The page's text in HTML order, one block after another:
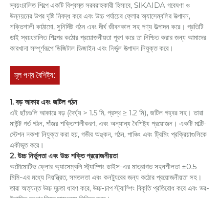
স্বয়ংচালিত শিল্পে একটি বিশ্বস্ত সরবরাহকারী হিসাবে, SIKAIDA গবেষণা ও
উন্নয়নের উপর দৃষ্টি নিবদ্ধ করে এবং উচ্চ পর্যায়ের ফ্লোর অ্যাসেম্বলির উত্পাদন,
শক্তিশালী কাঠামো, সুনির্দিষ্ট গঠন এবং দীর্ঘ জীবনকাল সহ পণ্য উত্পাদন করে। প্রতিটি
ডাই স্বয়ংচালিত শিল্পের কঠোর প্রয়োজনীয়তা পূরণ করে তা নিশ্চিত করার জন্য আমাদের
কারখানা সম্পূর্ণরূপে ডিজিটাল ডিজাইন এবং নির্ভুল উত্পাদন নিযুক্ত করে।
মূল পণ্য বৈশিষ্ট্য:
1. বড় আকার এবং জটিল গঠন
এই ছাঁচগুলি আকারে বড় (দৈর্ঘ্য > 1.5 মি, প্রস্থ ≥ 1.2 মি), জটিল গহ্বর সহ। তারা
মাউন্ট গর্ত গঠন, পাঁজর শক্তিশালীকরণ, এবং অন্যান্য বৈশিষ্ট্য প্রয়োজন। একটি মাল্টি-
স্টেশন নকশা নিযুক্ত করা হয়, গভীর অঙ্কন, গঠন, পাঞ্চিং এবং ট্রিমিং প্রক্রিয়াগুলিকে
একীভূত করে।
2. উচ্চ নির্ভুলতা এবং উচ্চ শক্তি প্রয়োজনীয়তা
অটোমোটিভ ফ্লোর অ্যাসেম্বলি স্ট্যাম্পিং ডাইস-এর মাত্রাগত সহনশীলতা ±0.5
মিমি-এর মধ্যে নিয়ন্ত্রিত, সমতলতা এবং কনট্যুরের জন্য কঠোর প্রয়োজনীয়তা সহ।
তারা অত্যন্ত উচ্চ দৃঢ়তা ধারণ করে, উচ্চ-চাপ স্ট্যাম্পিং বিকৃতি প্রতিরোধ করে এবং ভর-